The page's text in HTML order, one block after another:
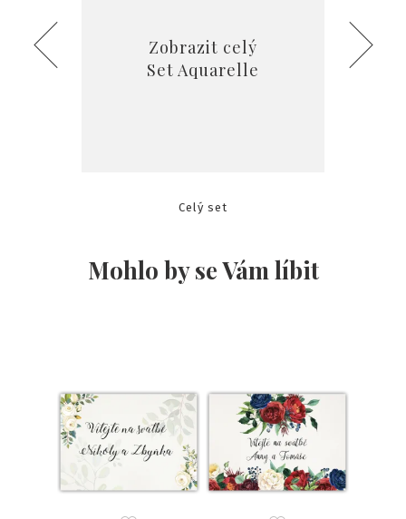
Zobrazit celý
Set Aquarelle
Celý set
Mohlo by se Vám líbit